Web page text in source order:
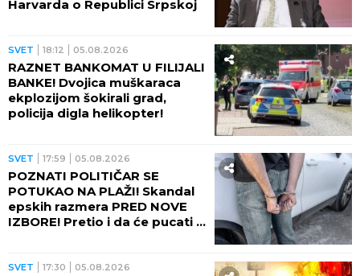
Harvarda o Republici Srpskoj
SVET 18:12 05.08.2026
RAZNET BANKOMAT U FILIJALI
BANKE! Dvojica muškaraca
ekplozijom šokirali grad,
policija digla helikopter!
SVET 17:59 05.08.2026
POZNATI POLITIČAR SE
POTUKAO NA PLAŽI! Skandal
epskih razmera PRED NOVE
IZBORE! Pretio i da će pucati u
SVET 17:30 05.08.2026